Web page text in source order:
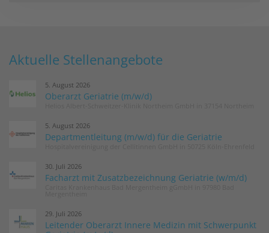
Aktuelle Stellenangebote
5. August 2026
Oberarzt Geriatrie (m/w/d)
5. August 2026
Departmentleitung (m/w/d) für die Geriatrie
30. Juli 2026
Facharzt mit Zusatzbezeichnung Geriatrie (w/m/d)
29. Juli 2026
Leitender Oberarzt Innere Medizin mit Schwerpunkt